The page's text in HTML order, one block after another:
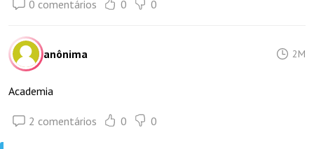
0 comentários 0 0
anônima 2M
Academia
2 comentários 0 0